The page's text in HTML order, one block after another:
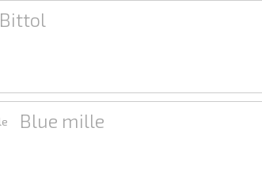
Bittol
Blue mille